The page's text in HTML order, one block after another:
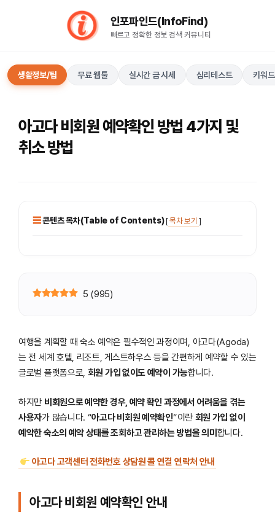
인포파인드(InfoFind)​​​​
빠르고 정확한 정보 검색 커뮤니티
생활정보/팁 무료 웹툴 실시간 금 시세 심리테스트 키워
아고다 비회원 예약확인 방법 4가지 및
취소 방법
콘텐츠 목차(Table of Contents)[목차 보기 ]
5 (995)
여행을 계획할 때 숙소 예약은 필수적인 과정이며, 아고다(Agoda)
는 전 세계 호텔, 리조트, 게스트하우스 등을 간편하게 예약할 수 있는
글로벌 플랫폼으로, 회원 가입 없이도 예약이 가능합니다.
하지만 비회원으로 예약한 경우, 예약 확인 과정에서 어려움을 겪는
사용자가 많습니다. “아고다 비회원 예약확인“이란 회원 가입 없이
예약한 숙소의 예약 상태를 조회하고 관리하는 방법을 의미 합니다.
아고다 고객센터 전화번호 상담원 콜 연결 연락처 안내
아고다 비회원 예약확인 안내